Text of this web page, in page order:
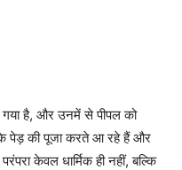
गया है, और उनमें से पीपल को
के पेड़ की पूजा करते आ रहे हैं और
केवल धार्मिक ही नहीं, बल्कि